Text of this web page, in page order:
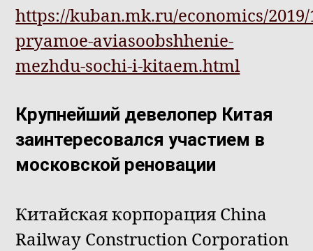
https://kuban.mk.ru/economics/
pryamoe-aviasoobshhenie-
mezhdu-sochi-i-kitaem.html
Крупнейший девелопер Китая
заинтересовался участием в
московской реновации
Китайская корпорация China
Railway Construction Corporation